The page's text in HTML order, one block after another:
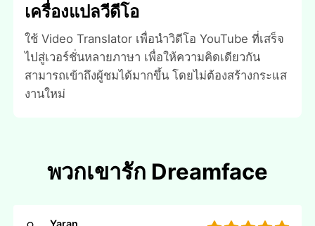
เครื่องแปลวีดีโอ
ใช้ Video Translator เพื่อนําวิดีโอ YouTube ที่เสร็จ
ไปสู่เวอร์ชั่นหลายภาษา เพื่อให้ความคิดเดียวกัน
สามารถเข้าถึงผู้ชมได้มากขึ้น โดยไม่ต้องสร้างกระแส
งานใหม่
พวกเขารัก Dreamface
Yaran